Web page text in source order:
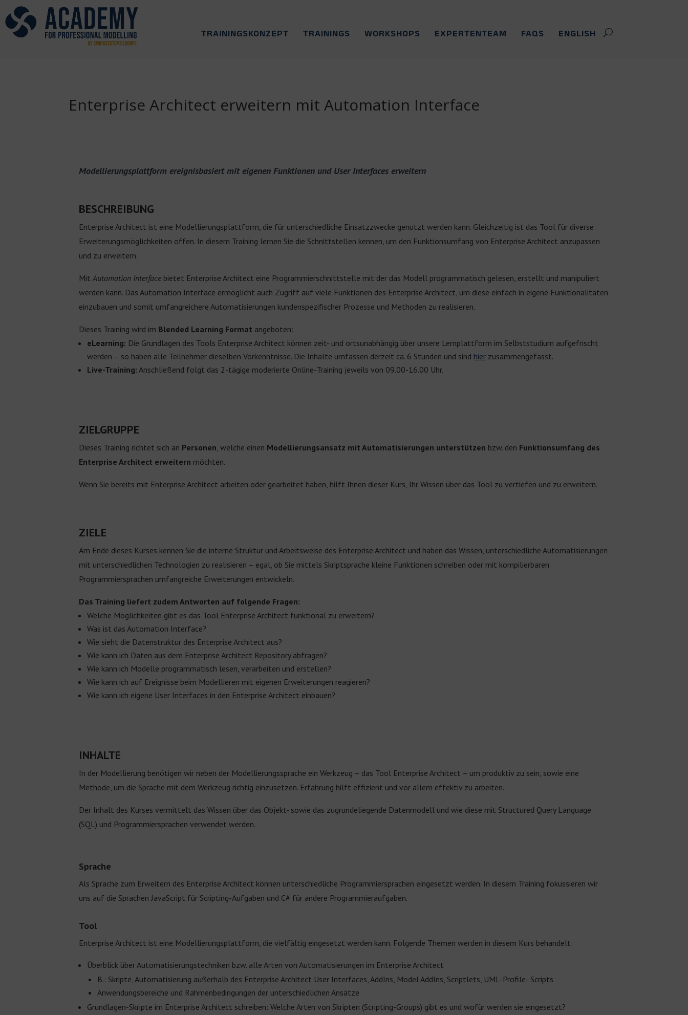
TRAININGSKONZEPT TRAININGS WORKSHOPS EXPERTENTEAM FAQS ENGLISH
Enterprise Architect erweitern mit Automation Interface
Modellierungsplattform ereignisbasiert mit eigenen Funktionen und User Interfaces erweitern
BESCHREIBUNG
Enterprise Architect ist eine Modellierungsplattform, die für unterschiedliche Einsatzzwecke genutzt werden kann. Gleichzeitig ist das Tool für diverse
Erweiterungsmöglichkeiten offen. In diesem Training lernen Sie die Schnittstellen kennen, um den Funktionsumfang von Enterprise Architect anzupassen
und zu erweitern.
MitAutomation Interface bietet Enterprise Architect eine Programmierschnittstelle mit der das Modell programmatisch gelesen, erstellt und manipuliert
werden kann. Das Automation Interface ermöglicht auch Zugriff auf viele Funktionen des Enterprise Architect, um diese einfach in eigene Funktionalitäten
einzubauen und somit umfangreichere Automatisierungen kundenspezifischer Prozesse und Methoden zu realisieren.
Dieses Training wird im Blended Learning Format angeboten:
eLearning: Die Grundlagen des Tools Enterprise Architect können zeit- und ortsunabhängig über unsere Lernplattform im Selbststudium aufgefrischt
werden – so haben alle Teilnehmer dieselben Vorkenntnisse. Die Inhalte umfassen derzeit ca. 6 Stunden und sind hier zusammengefasst.
Live-Training: Anschließend folgt das 2-tägige moderierte Online-Training jeweils von 09.00-16.00 Uhr.
ZIELGRUPPE
Dieses Training richtet sich an Personen , welche einen Modellierungsansatz mit Automatisierungen unterstützen bzw. den Funktionsumfang des
Enterprise Architect erweitern möchten.
Wenn Sie bereits mit Enterprise Architect arbeiten oder gearbeitet haben, hilft Ihnen dieser Kurs, Ihr Wissen über das Tool zu vertiefen und zu erweitern.
ZIELE
Am Ende dieses Kurses kennen Sie die interne Struktur und Arbeitsweise des Enterprise Architect und haben das Wissen, unterschiedliche Automatisierungen
mit unterschiedlichen Technologien zu realisieren – egal, ob Sie mittels Skriptsprache kleine Funktionen schreiben oder mit kompilierbaren
Programmiersprachen umfangreiche Erweiterungen entwickeln.
Das Training liefert zudem Antworten auf folgende Fragen:
Welche Möglichkeiten gibt es das Tool Enterprise Architect funktional zu erweitern?
Was ist das Automation Interface?
Wie sieht die Datenstruktur des Enterprise Architect aus?
Wie kann ich Daten aus dem Enterprise Architect Repository abfragen?
Wie kann ich Modelle programmatisch lesen, verarbeiten und erstellen?
Wie kann ich auf Ereignisse beim Modellieren mit eigenen Erweiterungen reagieren?
Wie kann ich eigene User Interfaces in den Enterprise Architect einbauen?
INHALTE
In der Modellierung benötigen wir neben der Modellierungssprache ein Werkzeug – das Tool Enterprise Architect – um produktiv zu sein, sowie eine
Methode, um die Sprache mit dem Werkzeug richtig einzusetzen. Erfahrung hilft effizient und vor allem effektiv zu arbeiten.
Der Inhalt des Kurses vermittelt das Wissen über das Objekt- sowie das zugrundeliegende Datenmodell und wie diese mit Structured Query Language
(SQL) und Programmiersprachen verwendet werden.
Sprache
Als Sprache zum Erweitern des Enterprise Architect können unterschiedliche Programmiersprachen eingesetzt werden. In diesem Training fokussieren wir
uns auf die Sprachen JavaScript für Scripting-Aufgaben und C# für andere Programmieraufgaben.
Tool
Enterprise Architect ist eine Modellierungsplattform, die vielfältig eingesetzt werden kann. Folgende Themen werden in diesem Kurs behandelt:
Überblick über Automatisierungstechniken bzw. alle Arten von Automatisierungen im Enterprise Architect
B.: Skripte, Automatisierung außerhalb des Enterprise Architect User Interfaces, AddIns, Model AddIns, Scriptlets, UML-Profile- Scripts
Anwendungsbereiche und Rahmenbedingungen der unterschiedlichen Ansätze
Grundlagen-Skripte im Enterprise Architect schreiben: Welche Arten von Skripten (Scripting-Groups) gibt es und wofür werden sie eingesetzt?